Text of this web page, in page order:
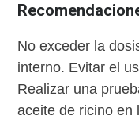
No exceder la
interno. Evitar el
Realizar una
aceite de ricino en